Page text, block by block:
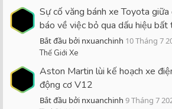
Sự cố văng bánh xe Toyota
báo về việc bỏ qua dấu hiệu bất
Bắt đầu bởi nxuanchinh 10 Tháng 7
Thế Giới Xe
Aston Martin lùi kế hoạch xe
động cơ V12
Bắt đầu bởi nxuanchinh 9 Tháng 7